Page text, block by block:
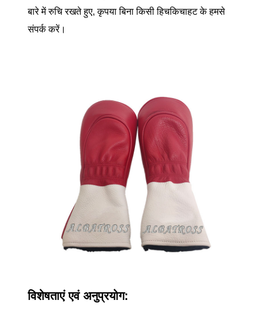
बारे में रुचि रखते हुए, कृपया बिना किसी हिचकिचाहट के हमसे
संपर्क करें।
विशेषताएं एवं अनुप्रयोग: